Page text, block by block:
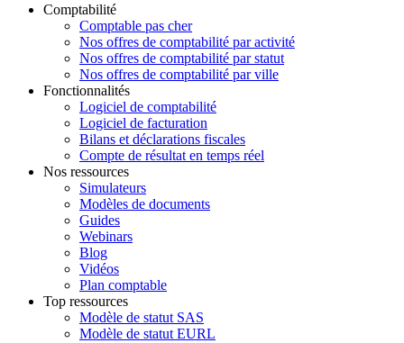
Comptabilité
Comptable pas cher
Nos offres de comptabilité par activité
Nos offres de comptabilité par statut
Nos offres de comptabilité par ville
Fonctionnalités
Logiciel de comptabilité
Logiciel de facturation
Bilans et déclarations fiscales
Compte de résultat en temps réel
Nos ressources
Simulateurs
Modèles de documents
Guides
Webinars
Blog
Vidéos
Plan comptable
Top ressources
Modèle de statut SAS
Modèle de statut EURL